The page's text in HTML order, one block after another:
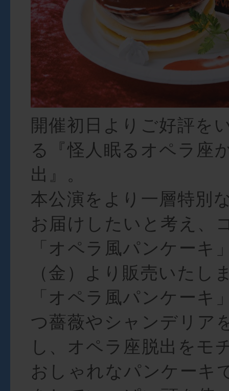
開催初日よりご好評を
る『怪人眠るオペラ座
出』。
本公演をより一層特別
お届けしたいと考え、
「オペラ風パンケーキ
（金）より販売いたし
「オペラ風パンケーキ
つ薔薇やシャンデリア
し、オペラ座脱出をモ
おしゃれなパンケーキ